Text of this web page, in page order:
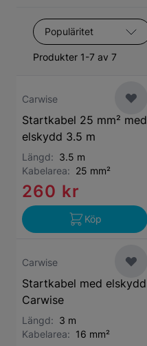
Sortera efter
Produkter 1-7 av 7
Carwise
Startkabel 25 mm² med
elskydd 3.5 m
Längd: 3.5 m
Kabelarea: 25 mm²
260 kr
Köp
Carwise
Startkabel med elskydd
Carwise
Längd: 3 m
Kabelarea: 16 mm²